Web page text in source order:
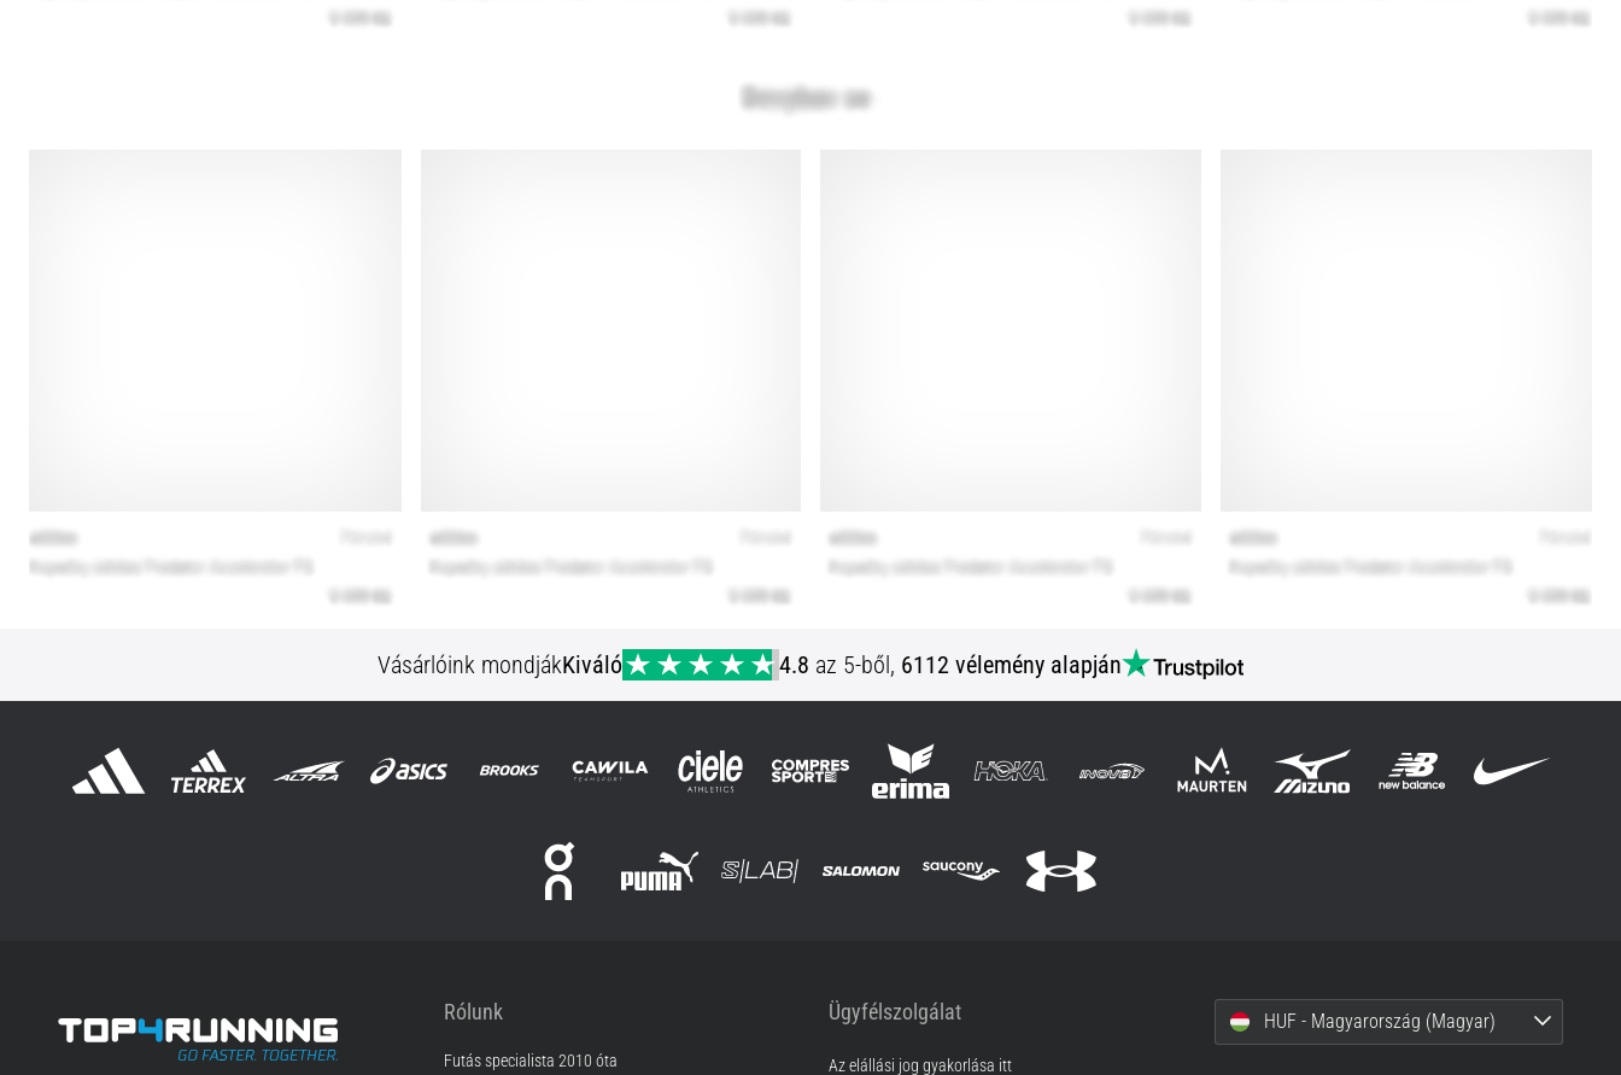
Vásárlóink mondjákKiváló 4.8 az 5-ből, 6112 vélemény alapján
Rólunk
Futás specialista 2010 óta
Ügyfélszolgálat
Az elállási jog gyakorlása itt
HUF - Magyarország (Magyar)